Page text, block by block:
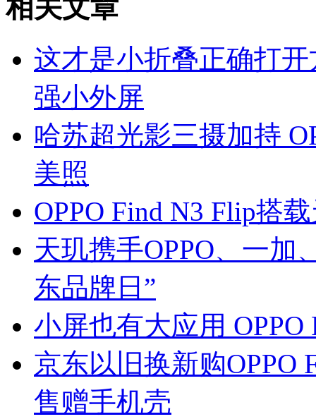
相关文章
这才是小折叠正确打开
强小外屏
哈苏超光影三摄加持
美照
OPPO Find N3 Flip搭
天玑携手OPPO、一加
东品牌日”
小屏也有大应用
京东以旧换新购OPPO
售赠手机壳